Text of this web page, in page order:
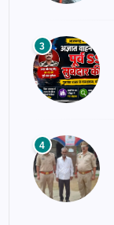
3
4